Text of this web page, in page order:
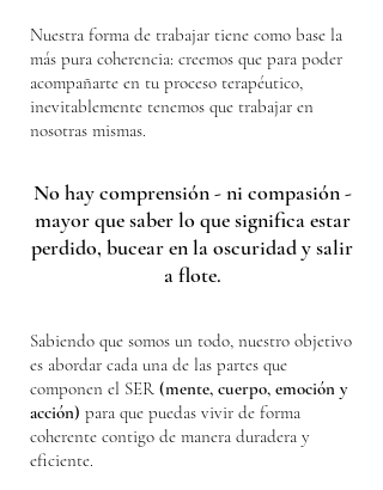
Nuestra forma de trabajar tiene como base la
más pura coherencia: creemos que para poder
acompañarte en tu proceso terapéutico,
inevitablemente tenemos que trabajar en
nosotras mismas.
No hay comprensión - ni compasión -
mayor que saber lo que significa estar
perdido, bucear en la oscuridad y salir
a flote.
Sabiendo que somos un todo, nuestro objetivo
es abordar cada una de las partes que
componen el SER (mente, cuerpo, emoción y
acción) para que puedas vivir de forma
coherente contigo de manera duradera y
eficiente.